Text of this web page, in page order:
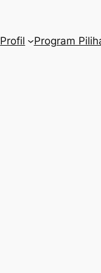
Profil Program